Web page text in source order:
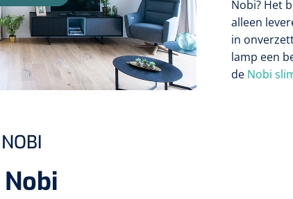
Nobi? Het
alleen
in
lamp een
de Nobi
NOBI
Nobi